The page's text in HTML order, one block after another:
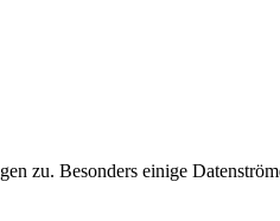
zu. Besonders einige